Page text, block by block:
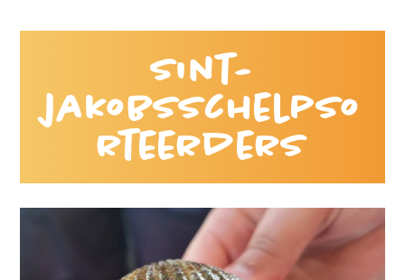
Sint-
jakobsschelpso
rteerders